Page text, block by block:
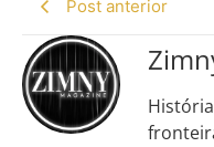
Post anterior